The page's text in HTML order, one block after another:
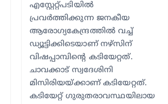
എസ്റ്റേറ്റ്പടിയില്‍
പ്രവര്‍ത്തിക്കുന്ന ജനകീയ
ആരോഗ്യകേന്ദ്രത്തില്‍ വച്ച്
ഡ്യൂട്ടിക്കിടെയാണ് നഴ്സിന്
വിഷപ്പാമ്പിന്റെ കടിയേറ്റത്.
ചാവക്കാട് സ്വദേശിനി
മിസിരിയയ്ക്കാണ് കടിയേറ്റത്.
കടിയേറ്റ് ഗുരുതരാവസ്ഥയിലായ